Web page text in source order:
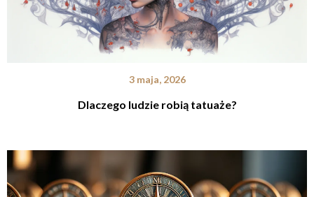
3 maja, 2026
Dlaczego ludzie robią tatuaże?